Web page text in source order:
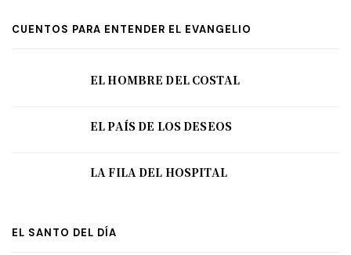
CUENTOS PARA ENTENDER EL EVANGELIO
EL HOMBRE DEL COSTAL
EL PAÍS DE LOS DESEOS
LA FILA DEL HOSPITAL
EL SANTO DEL DÍA